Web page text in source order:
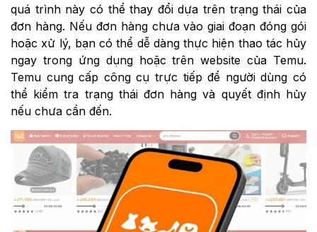
quá trình này có thể thay đổi dựa trên trạng thái của
đơn hàng. Nếu đơn hàng chưa vào giai đoạn đóng gói
hoặc xử lý, bạn có thể dễ dàng thực hiện thao tác hủy
ngay trong ứng dụng hoặc trên website của Temu.
Temu cung cấp công cụ trực tiếp để người dùng có
thể kiểm tra trạng thái đơn hàng và quyết định hủy
nếu chưa cần đến.